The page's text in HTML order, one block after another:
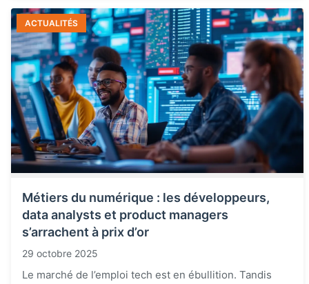
ACTUALITÉS
Métiers du numérique : les développeurs,
data analysts et product managers
s’arrachent à prix d’or
29 octobre 2025
Le marché de l’emploi tech est en ébullition. Tandis